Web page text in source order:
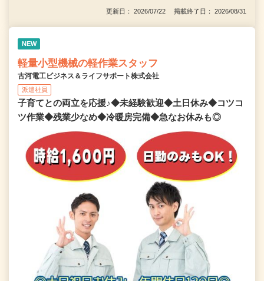
更新日： 2026/07/22 掲載終了日： 2026/08/31
NEW
軽量小型機械の軽作業スタッフ
古河電工ビジネス＆ライフサポート株式会社
派遣社員
子育てとの両立を応援♪◆未経験歓迎◆土日休み◆コツコ
ツ作業◆残業少なめ◆冷暖房完備◆急なお休みも◎